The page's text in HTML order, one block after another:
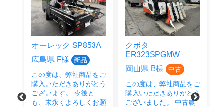
オーレック SP853A
広島県 F様
新品
この度は、弊社商品をご
購入いただきありがとう
ございます。 今後と
も、末永くよろしくお願
クボタ
ER323SPGMW
岡山県 B様
中古
この度は、弊社商品をご
購入いただきありがとう
ございました。 中古農